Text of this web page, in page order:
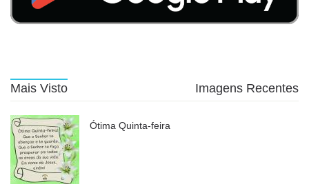
Mais Visto Imagens Recentes
Ótima Quinta-feira